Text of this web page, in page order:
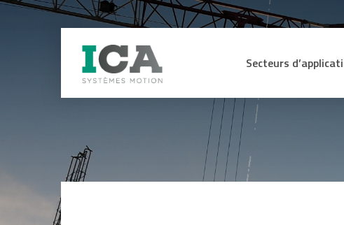
Secteurs
Secteur Médical
Energie hydraulique
Capteurs d’efforts et de couple